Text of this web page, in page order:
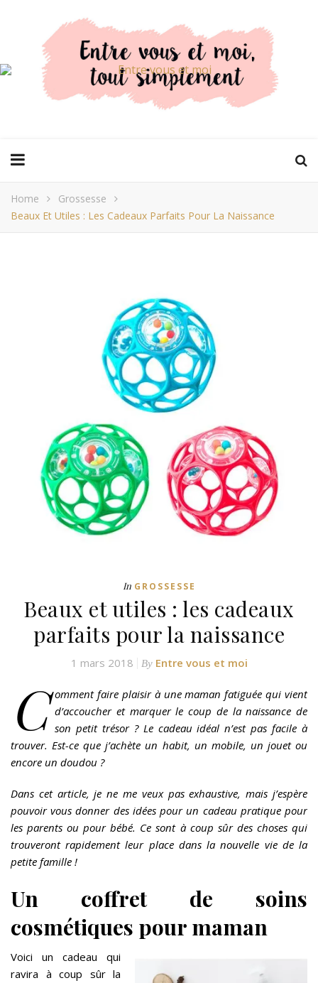
Home
Grossesse
Beaux Et Utiles : Les Cadeaux Parfaits Pour La Naissance
In GROSSESSE
Beaux et utiles : les cadeaux
parfaits pour la naissance
1 mars 2018 By Entre vous et moi
C omment faire plaisir à une maman fatiguée qui vient
d’accoucher et marquer le coup de la naissance de
son petit trésor ? Le cadeau idéal n’est pas facile à
trouver. Est-ce que j’achète un habit, un mobile, un jouet ou
encore un doudou ?
Dans cet article, je ne me veux pas exhaustive, mais j’espère
pouvoir vous donner des idées pour un cadeau pratique pour
les parents ou pour bébé. Ce sont à coup sûr des choses qui
trouveront rapidement leur place dans la nouvelle vie de la
petite famille !
Un coffret de soins
cosmétiques pour maman
Voici un cadeau qui
ravira à coup sûr la